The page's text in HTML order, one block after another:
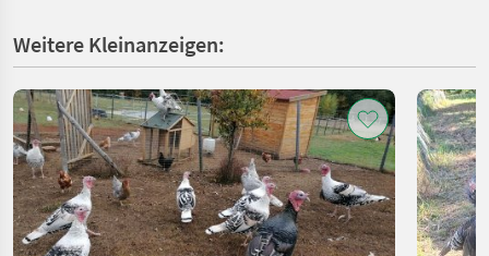
Weitere Kleinanzeigen: